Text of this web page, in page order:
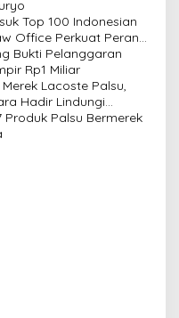
Top 100 Indonesian
Office Perkuat Peran
Usaha
Bukti Pelanggaran
Rp1 Miliar
Lacoste Palsu,
Hadir Lindungi
Produk Palsu Bermerek